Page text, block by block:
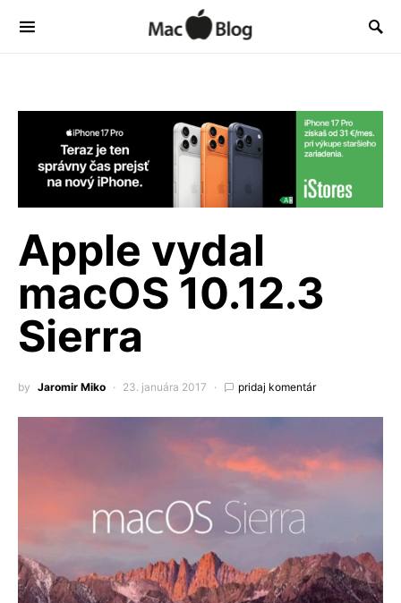
Apple vydal
macOS 10.12.3
Sierra
by Jaromir Miko 23. januára 2017 pridaj komentár